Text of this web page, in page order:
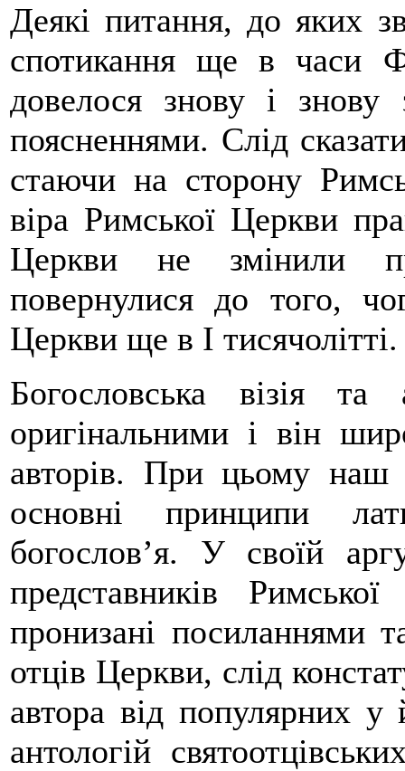
Деякі питання, до яких
спотикання ще в часи
довелося знову і знову
поясненнями. Слід
стаючи на сторону
віра Римської Церкви
Церкви не змінили
повернулися до того,
Церкви ще в І тисячолітті.
Богословська візія
оригінальними і він
авторів. При цьому наш
основні принципи
богослов’я. У своїй
представників
пронизані посиланнями
отців Церкви, слід
автора від популярних у
антологій